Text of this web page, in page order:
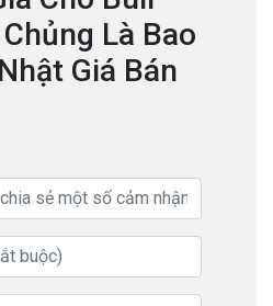
Là Bao
Giá Bán